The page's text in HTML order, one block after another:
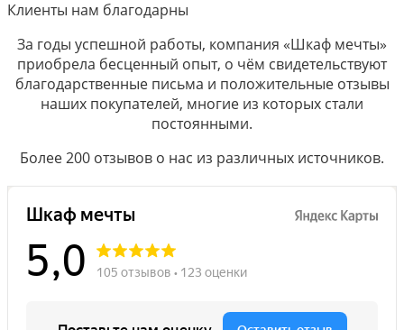
Клиенты нам благодарны
За годы успешной работы, компания «Шкаф мечты»
приобрела бесценный опыт, о чём свидетельствуют
благодарственные письма и положительные отзывы
наших покупателей, многие из которых стали
постоянными.
Более 200 отзывов о нас из различных источников.